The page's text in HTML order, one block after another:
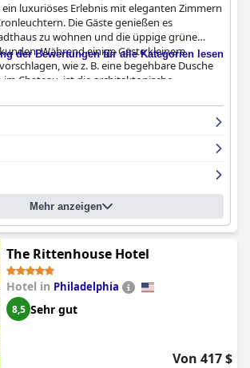
luxuriöses Erlebnis mit eleganten Zimmern
Die Gäste genießen es
zu wohnen und die üppige grüne
Während einige Gäste kleinere
wie z. B. eine begehbare Dusche
im Chateau, ist die architektonische
hervorragend. Die Qualität der Speisen in
ist nicht immer gleich gut, aber mit
werden die Gäste sicher etwas
Das Rockwell's ist eine hervorragende
Gerichten wie Krabbenkuchen und
Allerdings kann es schwierig sein, einen Tisch
zu reservieren, und das Personal kann die
hetzen. Trotz einiger kleinerer Probleme wie
teilweise veralteter Zimmer sorgen die
und die gehobene Atmosphäre für
Aufenthalt imNemacolin.
der Bewertungen für alle Kategorien lesen
Mehr anzeigen
The Rittenhouse Hotel
Hotel in Philadelphia
8,5 Sehr gut
Von 417 $